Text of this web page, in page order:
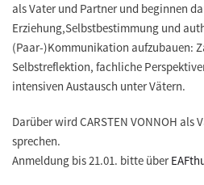
als Vater und Partner und beginnen
Erziehung,Selbstbestimmung und
(Paar-)Kommunikation aufzubauen:
Selbstreflektion, fachliche
intensiven Austausch unter Vätern.
Darüber wird CARSTEN VONNOH als
sprechen.
Anmeldung bis 21.01. bitte über